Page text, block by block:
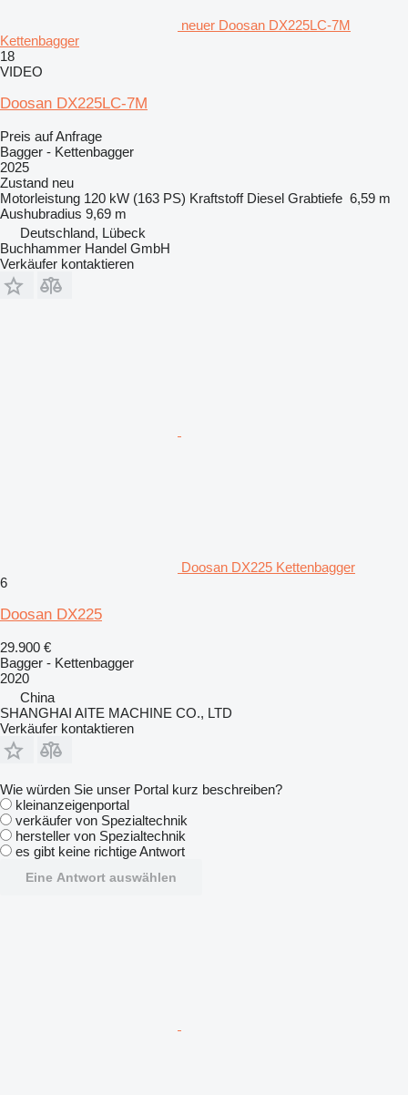
neuer Doosan DX225LC-7M
Kettenbagger
18
VIDEO
Doosan DX225LC-7M
Preis auf Anfrage
Bagger - Kettenbagger
2025
Zustand neu
Motorleistung 120 kW (163 PS) Kraftstoff Diesel Grabtiefe 6,59 m
Aushubradius 9,69 m
Deutschland, Lübeck
Buchhammer Handel GmbH
Verkäufer kontaktieren
Doosan DX225 Kettenbagger
6
Doosan DX225
29.900 €
Bagger - Kettenbagger
2020
China
SHANGHAI AITE MACHINE CO., LTD
Verkäufer kontaktieren
Wie würden Sie unser Portal kurz beschreiben?
kleinanzeigenportal
verkäufer von Spezialtechnik
hersteller von Spezialtechnik
es gibt keine richtige Antwort
Eine Antwort auswählen